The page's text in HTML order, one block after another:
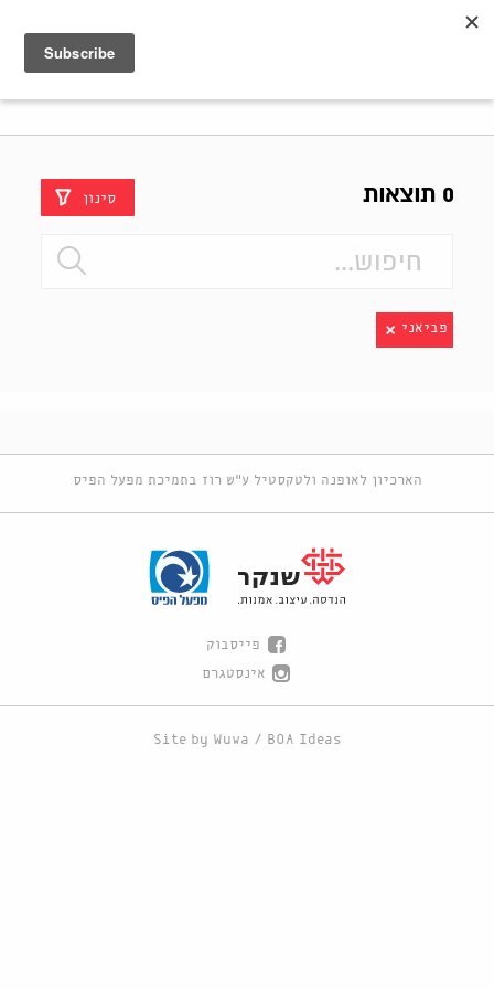
0 תוצאות סינון
פביאני
הארכיון לאופנה ולטקסטיל ע"ש רוז בתמיכת מפעל הפיס
פייסבוק
אינסטגרם
Site by Wuwa / BOA Ideas